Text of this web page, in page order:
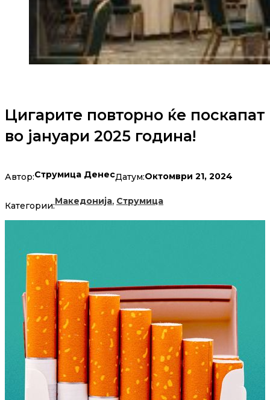
Цигарите повторно ќе поскапат
во јануари 2025 година!
Автор:Струмица ДенесДатум:Октомври 21, 2024
Категории:Македонија, Струмица